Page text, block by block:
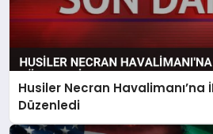
Husiler Necran Havalimanı’na
Düzenledi